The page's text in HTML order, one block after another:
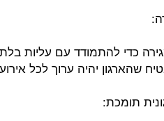
כדי להתמודד עם עליות
שהארגון יהיה ערוך לכל